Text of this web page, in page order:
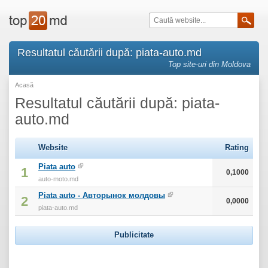
Resultatul căutării după: piata-auto.md
Top site-uri din Moldova
Acasă
Resultatul căutării după: piata-
auto.md
Website Rating
1 Piata auto
auto-moto.md
0,1000
2 Piata auto - Авторынок молдовы
piata-auto.md
0,0000
Publicitate